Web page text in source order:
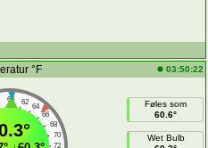
°F 03:50:22
60 62
64
66
68
70
72
Føles som
60.6°
Wet Bulb